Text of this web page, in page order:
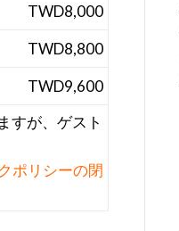
TWD8,000
TWD8,800
TWD9,600
すが、ゲスト
ポリシーの閉